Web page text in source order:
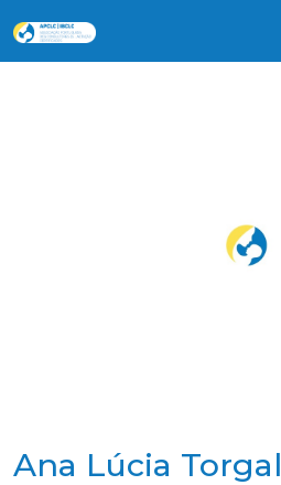
Ana Lúcia Torgal